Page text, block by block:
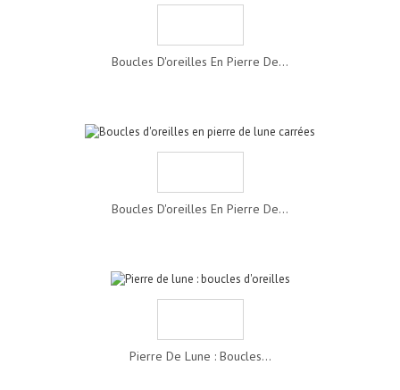
Boucles D'oreilles En Pierre De...
Boucles D'oreilles En Pierre De...
Pierre De Lune : Boucles...